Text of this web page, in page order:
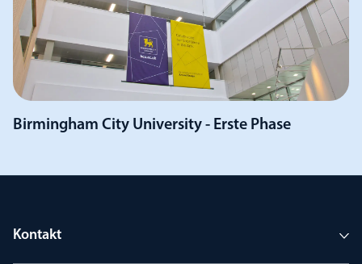
Birmingham City University - Erste Phase
Kontakt